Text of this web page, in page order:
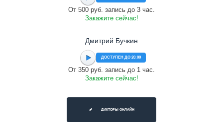
От 500 руб. запись до 3 час.
Закажите сейчас!
Дмитрий Бучкин
ДОСТУПЕН ДО 20:00
От 350 руб. запись до 1 час.
Закажите сейчас!
ДИКТОРЫ ОНЛАЙН